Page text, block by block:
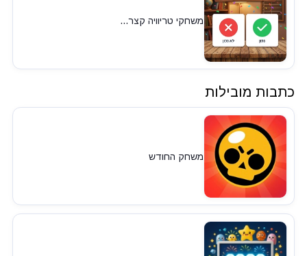
משחקי טריוויה קצר...
כתבות מובילות
משחק החודש